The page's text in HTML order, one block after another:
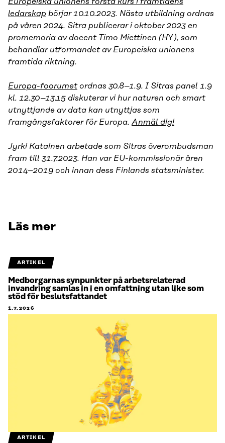
ledarskap börjar 10.10.2023. Nästa utbildning ordnas
på våren 2024. Sitra publicerar i oktober 2023 en
promemoria av docent Timo Miettinen (HY), som
behandlar utformandet av Europeiska unionens
framtida riktning.
Europa-foorumetordnas 30.8–1.9. I Sitras panel 1.9
kl. 12.30–13.15 diskuterar vi hur naturen och smart
utnyttjande av data kan utnyttjas som
framgångsfaktorer för Europa. Anmäl dig!
Jyrki Katainen arbetade som Sitras överombudsman
fram till 31.7.2023. Han var EU-kommissionär åren
2014–2019 och innan dess Finlands statsminister.
Läs mer
ARTIKEL
Medborgarnas synpunkter på arbetsrelaterad
invandring samlas in i en omfattning utan like som
stöd för beslutsfattandet
1.7.2026
ARTIKEL